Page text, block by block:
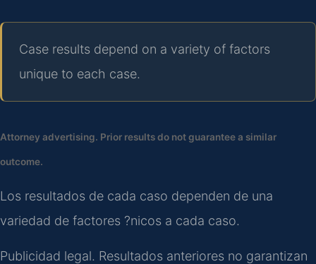
Case results depend on a variety of factors
unique to each case.
Attorney advertising. Prior results do not guarantee a similar
outcome.
Los resultados de cada caso dependen de una
variedad de factores ?nicos a cada caso.
Publicidad legal. Resultados anteriores no garantizan